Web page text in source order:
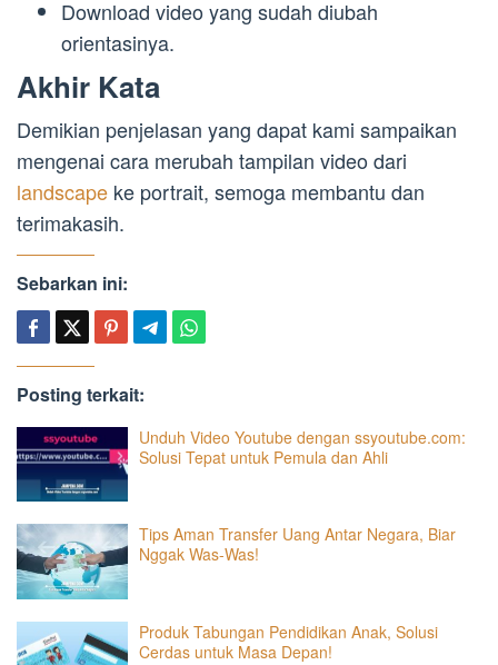
Download video yang sudah diubah
orientasinya.
Akhir Kata
Demikian penjelasan yang dapat kami sampaikan
mengenai cara merubah tampilan video dari
landscape ke portrait, semoga membantu dan
terimakasih.
Sebarkan ini:
Posting terkait:
Unduh Video Youtube dengan ssyoutube.com:
Solusi Tepat untuk Pemula dan Ahli
Tips Aman Transfer Uang Antar Negara, Biar
Nggak Was-Was!
Produk Tabungan Pendidikan Anak, Solusi
Cerdas untuk Masa Depan!